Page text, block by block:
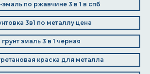
эмаль по ржавчине 3 в 1 в спб
3в1 по металлу цена
грунт эмаль 3 в 1 черная
краска для металла